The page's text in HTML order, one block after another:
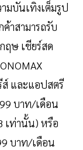
มบันเทิงเต็มรูป
าสามารถรับ
ฤษ เชียร์สด
และแอปสตรี
บาท/เดือน
เท่านั้น) หรือ
บาท/เดือน